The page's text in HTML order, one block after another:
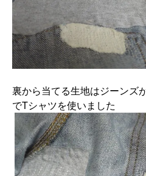
裏から当てる生地はジーンズ
でTシャツを使いました